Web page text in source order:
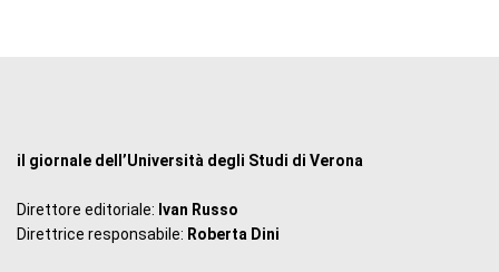
il giornale dell’Università degli Studi di Verona
Direttore editoriale: Ivan Russo
Direttrice responsabile: Roberta Dini